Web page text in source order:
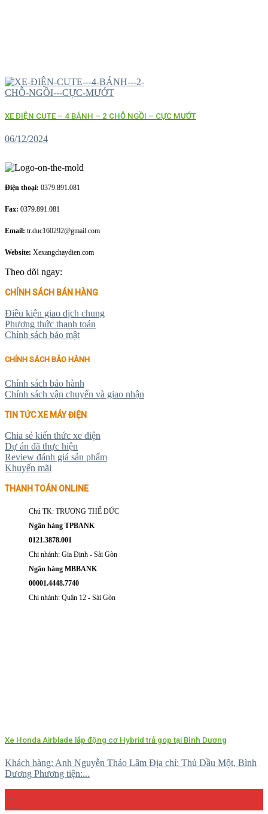
XE ĐIỆN CUTE – 4 BÁNH – 2 CHỖ NGỒI – CỰC MƯỚT
06/12/2024
Điện thoại: 0379.891.081
Fax: 0379.891.081
Email: tr.duc160292@gmail.com
Website: Xexangchaydien.com
Theo dõi ngay:
CHÍNH SÁCH BÁN HÀNG
Điều kiện giao dịch chung
Phương thức thanh toán
Chính sách bảo mật
CHÍNH SÁCH BẢO HÀNH
Chính sách bảo hành
Chính sách vận chuyển và giao nhận
TIN TỨC XE MÁY ĐIỆN
Chia sẻ kiến thức xe điện
Dự án đã thực hiện
Review đánh giá sản phẩm
Khuyến mãi
THANH TOÁN ONLINE
Chủ TK: TRƯƠNG THẾ ĐỨC
Ngân hàng TPBANK
0121.3878.001
Chi nhánh: Gia Định - Sài Gòn
Ngân hàng MBBANK
00001.4448.7740
Chi nhánh: Quận 12 - Sài Gòn
Xe Honda Airblade lắp động cơ Hybrid trả gop tại Bình Dương
Khách hàng: Anh Nguyễn Thảo Lâm Địa chỉ: Thủ Dầu Một, Bình
Dương Phương tiện:...